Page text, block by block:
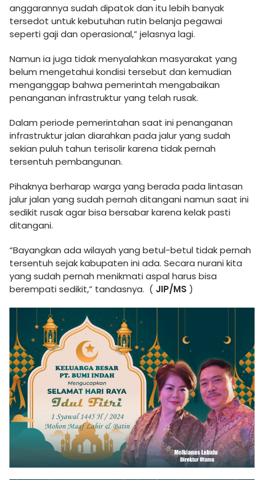
anggarannya sudah dipatok dan itu lebih banyak
tersedot untuk kebutuhan rutin belanja pegawai
seperti gaji dan operasional,” jelasnya lagi.
Namun ia juga tidak menyalahkan masyarakat yang
belum mengetahui kondisi tersebut dan kemudian
menganggap bahwa pemerintah mengabaikan
penanganan infrastruktur yang telah rusak.
Dalam periode pemerintahan saat ini penanganan
infrastruktur jalan diarahkan pada jalur yang sudah
sekian puluh tahun terisolir karena tidak pernah
tersentuh pembangunan.
Pihaknya berharap warga yang berada pada lintasan
jalur jalan yang sudah pernah ditangani namun saat ini
sedikit rusak agar bisa bersabar karena kelak pasti
ditangani.
“Bayangkan ada wilayah yang betul-betul tidak pernah
tersentuh sejak kabupaten ini ada. Secara nurani kita
yang sudah pernah menikmati aspal harus bisa
berempati sedikit,” tandasnya. ( JIP/MS )